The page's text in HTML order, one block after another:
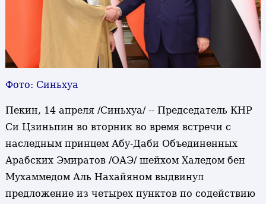
Фото: Синьхуа
Пекин, 14 апреля /Синьхуа/ -- Председатель КНР
Си Цзиньпин во вторник во время встречи с
наследным принцем Абу-Даби Объединенных
Арабских Эмиратов /ОАЭ/ шейхом Халедом бен
Мухаммедом Аль Нахайяном выдвинул
предложение из четырех пунктов по содействию